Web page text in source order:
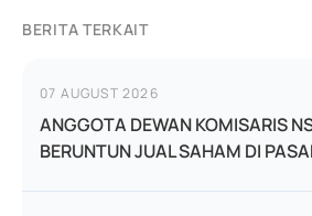
BERITA TERKAIT
07 AUGUST 2026
ANGGOTA DEWAN KOMISARIS
BERUNTUN JUAL SAHAM DI